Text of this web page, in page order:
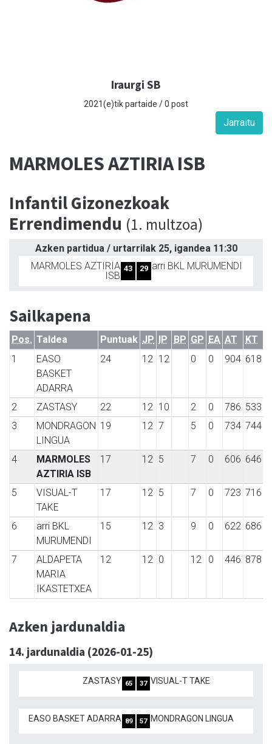
Iraurgi SB
2021(e)tik partaide / 0 post
Jarraitu
MARMOLES AZTIRIA ISB
Infantil Gizonezkoak
Errendimendu (1. multzoa)
Azken partidua / urtarrilak 25, igandea 11:30
MARMOLES AZTIRIA
ISB
43 29 arri BKL MURUMENDI
Sailkapena
Pos. Taldea Puntuak JP IP BP GP EA AT
KT
1
EASO
BASKET
ADARRA
24 12 12 0 0 904 618
2 ZASTASY 22 12 10 2 0 786 533
3
MONDRAGON
LINGUA
19 12 7 5 0 734 744
4
MARMOLES
AZTIRIA ISB
17 12 5 7 0 606 646
5
VISUAL-T
TAKE
17 12 5 7 0 723 716
6
arri BKL
MURUMENDI
15 12 3 9 0 622 686
7
ALDAPETA
MARIA
IKASTETXEA
12 12 0 12 0 446 878
Azken jardunaldia
14. jardunaldia (2026-01-25)
ZASTASY 65 37 VISUAL-T TAKE
EASO BASKET ADARRA 89 57 MONDRAGON LINGUA